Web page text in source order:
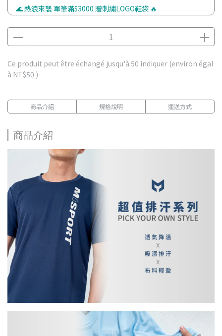
🌊 熱浪來襲 單筆滿$3000 贈刺繡LOGO鞋袋 🔥
Ce produit peut être échangé jusqu'à 50 indiquer (environ égal
à NT$50 )
商品介紹 規格說明 運送方式
商品介紹